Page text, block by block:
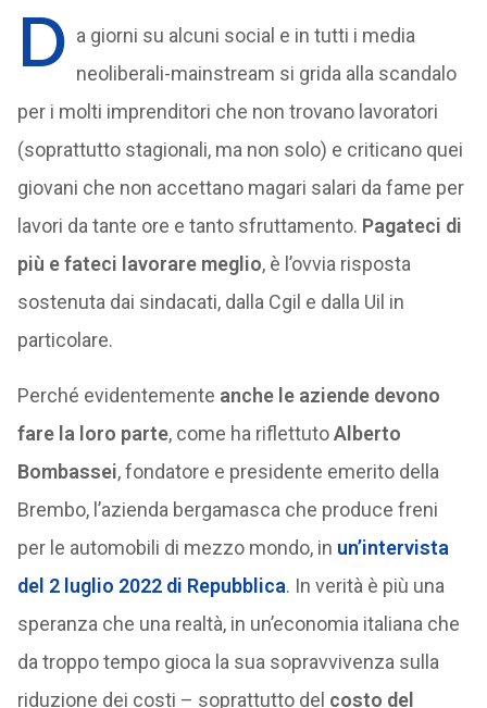
D a giorni su alcuni social e in tutti i media
neoliberali-mainstream si grida alla scandalo
per i molti imprenditori che non trovano lavoratori
(soprattutto stagionali, ma non solo) e criticano quei
giovani che non accettano magari salari da fame per
lavori da tante ore e tanto sfruttamento. Pagateci di
più e fateci lavorare meglio, è l’ovvia risposta
sostenuta dai sindacati, dalla Cgil e dalla Uil in
particolare.
Perché evidentemente anche le aziende devono
fare la loro parte, come ha riflettutoAlberto
Bombassei, fondatore e presidente emerito della
Brembo, l’azienda bergamasca che produce freni
per le automobili di mezzo mondo, in un’intervista
del 2 luglio 2022 di Repubblica. In verità è più una
speranza che una realtà, in un’economia italiana che
da troppo tempo gioca la sua sopravvivenza sulla
riduzione dei costi – soprattutto del costo del